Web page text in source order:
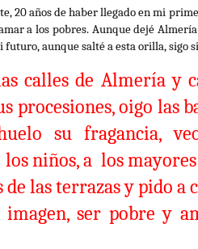
20 años de haber llegado en mi
a los pobres. Aunque dejé
aunque salté a esta orilla, sigo
calles de Almería y
procesiones, oigo las
su fragancia,
niños, a los
las terrazas y pido a
ser pobre y